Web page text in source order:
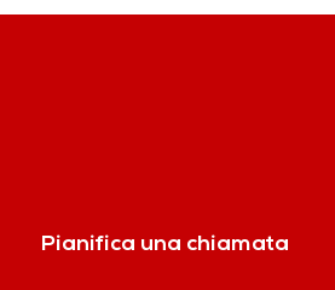
Pianifica una chiamata